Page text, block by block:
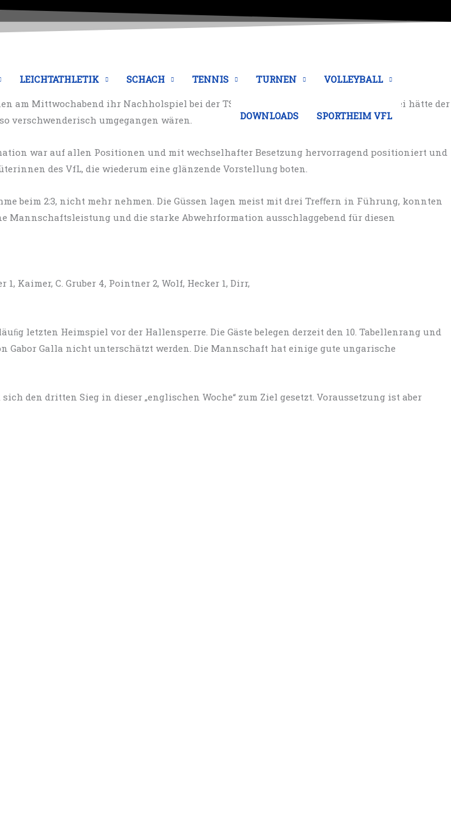
LEICHTATHLETIK SCHACH TENNIS TURNEN VOLLEYBALL
DOWNLOADS SPORTHEIM VFL
Mittwochabend ihr Nachholspiel bei der TSG Augsburg mit 18:15 (8:6) Toren. Dabei hätte der
verschwenderisch umgegangen wären.
war auf allen Positionen und mit wechselhafter Besetzung hervorragend positioniert und
des VfL, die wiederum eine glänzende Vorstellung boten.
beim 2:3, nicht mehr nehmen. Die Güssen lagen meist mit drei Treﬀern in Führung, konnten
Mannschaftsleistung und die starke Abwehrformation ausschlaggebend für diesen
Kaimer, C. Gruber 4, Pointner 2, Wolf, Hecker 1, Dirr,
letzten Heimspiel vor der Hallensperre. Die Gäste belegen derzeit den 10. Tabellenrang und
Gabor Galla nicht unterschätzt werden. Die Mannschaft hat einige gute ungarische
den dritten Sieg in dieser „englischen Woche“ zum Ziel gesetzt. Voraussetzung ist aber